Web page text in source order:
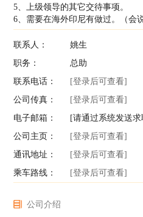
5、上级领导的其它交待事项。
6、需要在海外印尼有做过。（会
联系人：
姚生
职务：
总助
联系电话：
[登录后可查看]
公司传真：
[登录后可查看]
电子邮箱：
[请通过系统发送求
公司主页：
[登录后可查看]
通讯地址：
[登录后可查看]
乘车路线：
[登录后可查看]
公司介绍